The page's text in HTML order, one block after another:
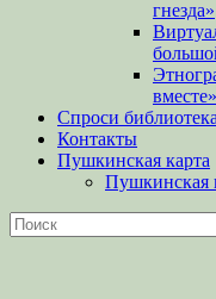
гнезда»
вместе»
Спроси
Контакты
Пушкинская карта
Пушкинская
Поиск
Найти: